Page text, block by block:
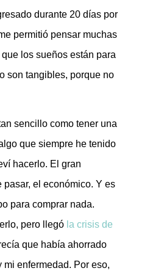
durante 20 días por
permitió pensar muchas
los sueños están para
son tangibles, porque no
sencillo como tener una
que siempre he tenido
hacerlo. El gran
pasar, el económico. Y es
para comprar nada.
pero llególa crisis de
que había ahorrado
enfermedad. Por eso,